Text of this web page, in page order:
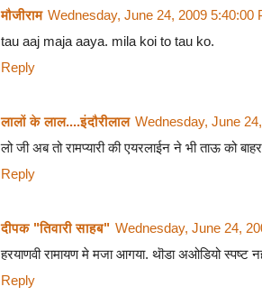
मौजीराम Wednesday, June 24, 2009 5:40:00
tau aaj maja aaya. mila koi to tau ko.
Reply
लालों के लाल....इंदौरीलाल Wednesday, June
लो जी अब तो रामप्यारी की एयरलाईन ने भी ताऊ को
Reply
दीपक "तिवारी साहब" Wednesday, June 24,
हरयाणवी रामायण मे मजा आगया. थॊडा अओडियो स्पष्ट
Reply